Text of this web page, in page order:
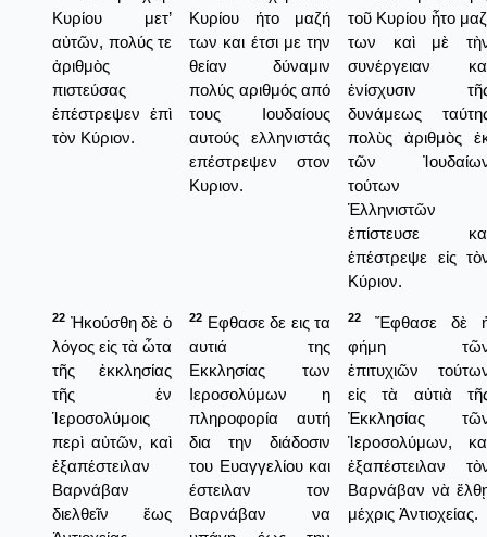
Κυρίου μετ’
αὐτῶν, πολύς τε
ἀριθμὸς
πιστεύσας
ἐπέστρεψεν ἐπὶ
τὸν Κύριον.
Κυρίου ήτο μαζή
των και έτσι με την
θείαν δύναμιν
πολύς αριθμός από
τους Ιουδαίους
αυτούς ελληνιστάς
επέστρεψεν στον
Κυριον.
τοῦ Κυρίου ἦτο
των καὶ μὲ
συνέργειαν
ἐνίσχυσιν
δυνάμεως
πολὺς ἀριθμὸς
τῶν
τούτων
Ἑλληνιστῶν
ἐπίστευσε
ἐπέστρεψε εἰς
Κύριον.
22 Ἠκούσθη δὲ ὁ
λόγος εἰς τὰ ὦτα
τῆς ἐκκλησίας
τῆς ἐν
Ἱεροσολύμοις
περὶ αὐτῶν, καὶ
ἐξαπέστειλαν
Βαρνάβαν
διελθεῖν ἕως
22 Εφθασε δε εις τα
αυτιά της
Εκκλησίας των
Ιεροσολύμων η
πληροφορία αυτή
δια την διάδοσιν
του Ευαγγελίου και
έστειλαν τον
Βαρνάβαν να
22
Ἔφθασε δὲ
φήμη
ἐπιτυχιῶν
εἰς τὰ αὐτιὰ
Ἐκκλησίας
Ἱεροσολύμων,
ἐξαπέστειλαν
Βαρνάβαν νὰ
μέχρις Ἀντιοχείας.